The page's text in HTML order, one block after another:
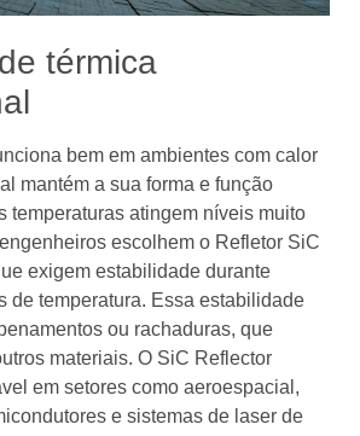
térmica
bem em ambientes com calor
mantém a sua forma e função
temperaturas atingem níveis muito
escolhem o Refletor SiC
exigem estabilidade durante
de temperatura. Essa estabilidade
ou rachaduras, que
materiais. O SiC Reflector
em setores como aeroespacial,
e sistemas de laser de